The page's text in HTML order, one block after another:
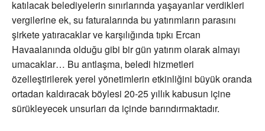
katılacak belediyelerin sınırlarında yaşayanlar verdikleri
vergilerine ek, su faturalarında bu yatırımların parasını
şirkete yatıracaklar ve karşılığında tıpkı Ercan
Havaalanında olduğu gibi bir gün yatırım olarak almayı
umacaklar… Bu antlaşma, beledi hizmetleri
özelleştirilerek yerel yönetimlerin etkinliğini büyük oranda
ortadan kaldıracak böylesi 20-25 yıllık kabusun içine
sürükleyecek unsurları da içinde barındırmaktadır.